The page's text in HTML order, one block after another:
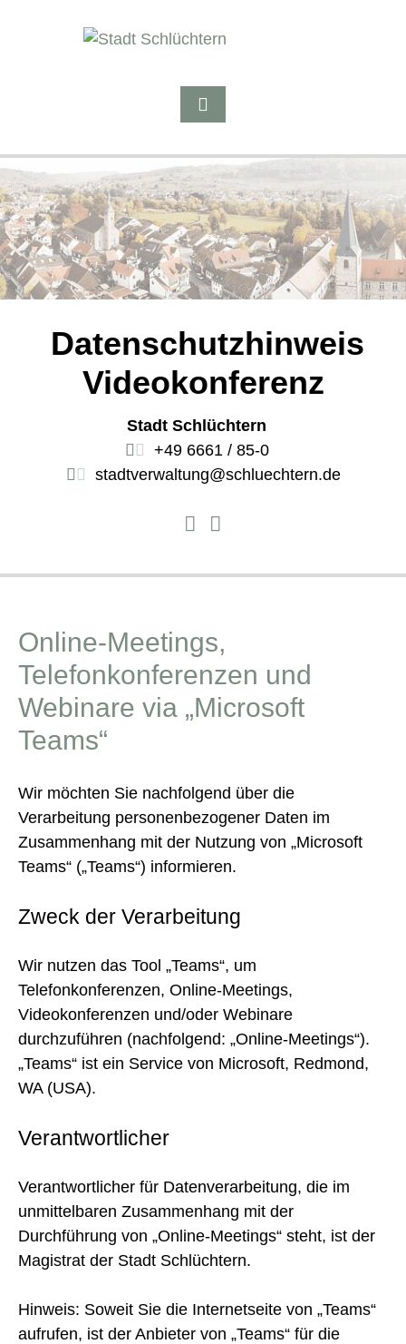
Datenschutzhinweis
Videokonferenz
Stadt Schlüchtern
+49 6661 / 85-0
stadtverwaltung@schluechtern.de
Online-Meetings,
Telefonkonferenzen und
Webinare via „Microsoft
Teams“
Wir möchten Sie nachfolgend über die
Verarbeitung personenbezogener Daten im
Zusammenhang mit der Nutzung von „Microsoft
Teams“ („Teams“) informieren.
Zweck der Verarbeitung
Wir nutzen das Tool „Teams“, um
Telefonkonferenzen, Online-Meetings,
Videokonferenzen und/oder Webinare
durchzuführen (nachfolgend: „Online-Meetings“).
„Teams“ ist ein Service von Microsoft, Redmond,
WA (USA).
Verantwortlicher
Verantwortlicher für Datenverarbeitung, die im
unmittelbaren Zusammenhang mit der
Durchführung von „Online-Meetings“ steht, ist der
Magistrat der Stadt Schlüchtern.
Hinweis: Soweit Sie die Internetseite von „Teams“
aufrufen, ist der Anbieter von „Teams“ für die